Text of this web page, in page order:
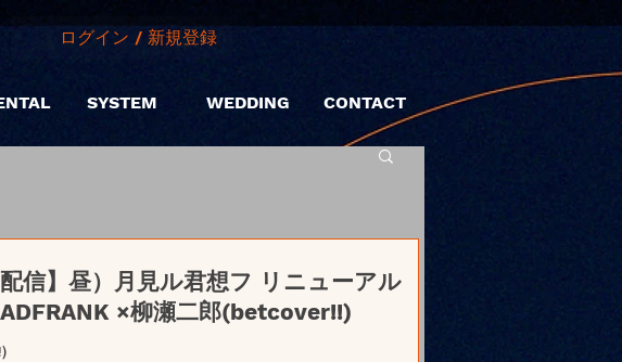
ログイン / 新規登録
SYSTEM WEDDING CONTACT
信】昼）月見ル君想フ リニューアル
×柳瀬二郎(betcover!!)